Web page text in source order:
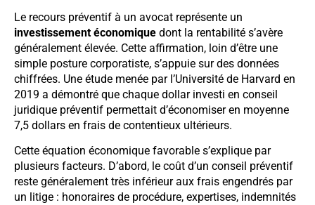
Le recours préventif à un avocat représente un
investissement économique dont la rentabilité s’avère
généralement élevée. Cette affirmation, loin d’être une
simple posture corporatiste, s’appuie sur des données
chiffrées. Une étude menée par l’Université de Harvard en
2019 a démontré que chaque dollar investi en conseil
juridique préventif permettait d’économiser en moyenne
7,5 dollars en frais de contentieux ultérieurs.
Cette équation économique favorable s’explique par
plusieurs facteurs. D’abord, le coût d’un conseil préventif
reste généralement très inférieur aux frais engendrés par
un litige : honoraires de procédure, expertises, indemnités